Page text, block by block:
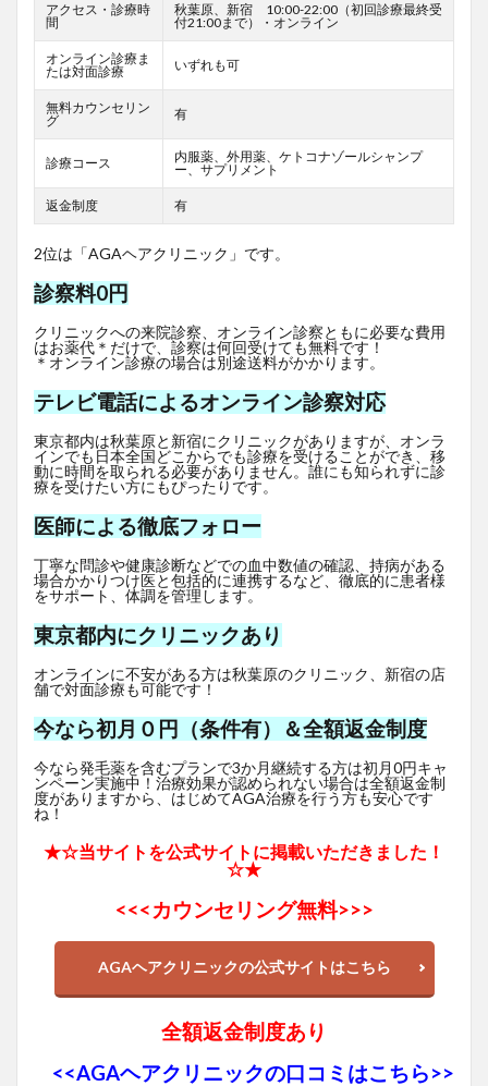
アクセス・診療時
間
秋葉原、新宿 10:00-22:00（初回診療最終受
付21:00まで）・オンライン
オンライン診療ま
たは対面診療
いずれも可
無料カウンセリン
グ
有
診療コース
内服薬、外用薬、ケトコナゾールシャンプ
ー、サプリメント
返金制度 有
2位は「AGAヘアクリニック」です。
診察料0円
クリニックへの来院診察、オンライン診察ともに必要な費用
はお薬代＊だけで、診察は何回受けても無料です！
＊オンライン診療の場合は別途送料がかかります。
テレビ電話によるオンライン診察対応
東京都内は秋葉原と新宿にクリニックがありますが、オンラ
インでも日本全国どこからでも診療を受けることができ、移
動に時間を取られる必要がありません。誰にも知られずに診
療を受けたい方にもぴったりです。
医師による徹底フォロー
丁寧な問診や健康診断などでの血中数値の確認、持病がある
場合かかりつけ医と包括的に連携するなど、徹底的に患者様
をサポート、体調を管理します。
東京都内にクリニックあり
オンラインに不安がある方は秋葉原のクリニック、新宿の店
舗で対面診療も可能です！
今なら初月０円（条件有）＆全額返金制度
今なら発毛薬を含むプランで3か月継続する方は初月0円キャ
ンペーン実施中！治療効果が認められない場合は全額返金制
度がありますから、はじめてAGA治療を行う方も安心です
ね！
★☆当サイトを公式サイトに掲載いただきました！
☆★
<<<カウンセリング無料>>>
AGAヘアクリニックの公式サイトはこちら
全額返金制度あり
<<AGAヘアクリニックの口コミはこちら>>